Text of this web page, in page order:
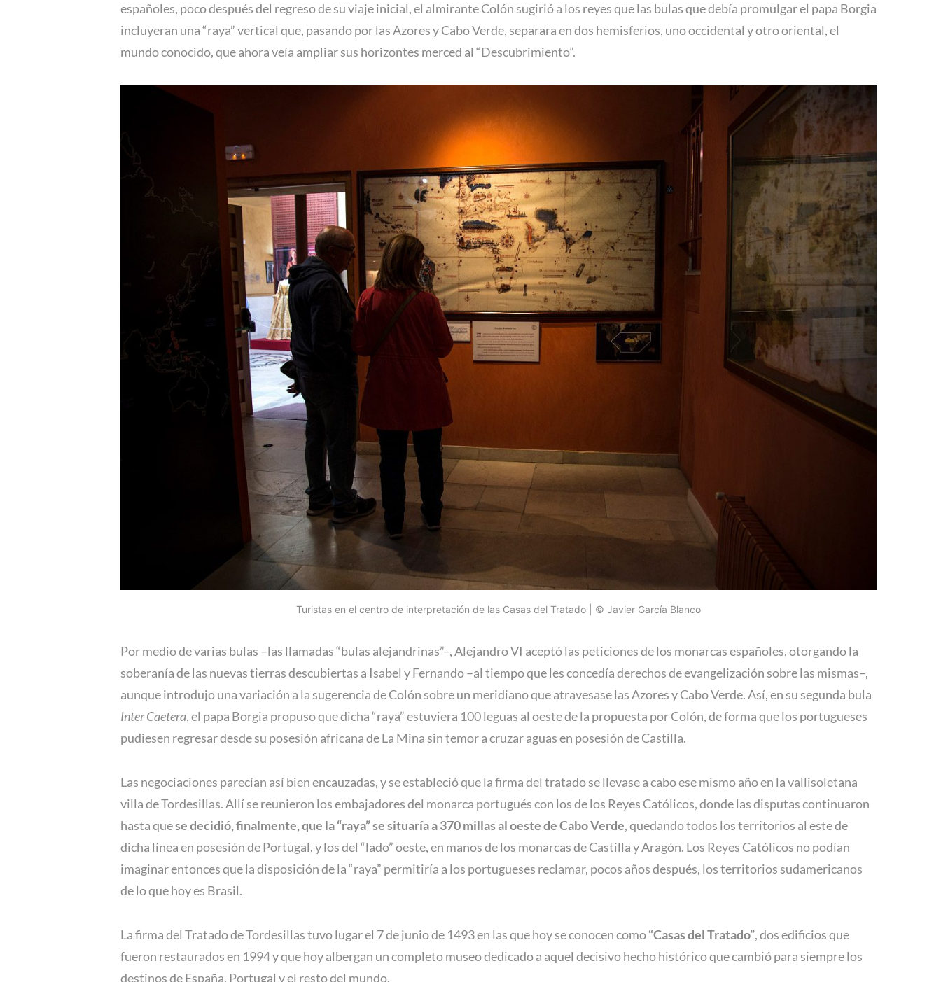
españoles, poco después del regreso de su viaje inicial, el almirante Colón sugirió a los reyes que las bulas que debía promulgar el papa Borgia
incluyeran una “raya” vertical que, pasando por las Azores y Cabo Verde, separara en dos hemisferios, uno occidental y otro oriental, el
mundo conocido, que ahora veía ampliar sus horizontes merced al “Descubrimiento”.
Turistas en el centro de interpretación de las Casas del Tratado | © Javier García Blanco
Por medio de varias bulas –las llamadas “bulas alejandrinas”–, Alejandro VI aceptó las peticiones de los monarcas españoles, otorgando la
soberanía de las nuevas tierras descubiertas a Isabel y Fernando –al tiempo que les concedía derechos de evangelización sobre las mismas–,
aunque introdujo una variación a la sugerencia de Colón sobre un meridiano que atravesase las Azores y Cabo Verde. Así, en su segunda bula
Inter Caetera, el papa Borgia propuso que dicha “raya” estuviera 100 leguas al oeste de la propuesta por Colón, de forma que los portugueses
pudiesen regresar desde su posesión africana de La Mina sin temor a cruzar aguas en posesión de Castilla.
Las negociaciones parecían así bien encauzadas, y se estableció que la firma del tratado se llevase a cabo ese mismo año en la vallisoletana
villa de Tordesillas. Allí se reunieron los embajadores del monarca portugués con los de los Reyes Católicos, donde las disputas continuaron
hasta quese decidió, finalmente, que la “raya” se situaría a 370 millas al oeste de Cabo Verde, quedando todos los territorios al este de
dicha línea en posesión de Portugal, y los del “lado” oeste, en manos de los monarcas de Castilla y Aragón. Los Reyes Católicos no podían
imaginar entonces que la disposición de la “raya” permitiría a los portugueses reclamar, pocos años después, los territorios sudamericanos
de lo que hoy es Brasil.
La firma del Tratado de Tordesillas tuvo lugar el 7 de junio de 1493 en las que hoy se conocen como“Casas del Tratado”, dos edificios que
fueron restaurados en 1994 y que hoy albergan un completo museo dedicado a aquel decisivo hecho histórico que cambió para siempre los
destinos de España, Portugal y el resto del mundo.